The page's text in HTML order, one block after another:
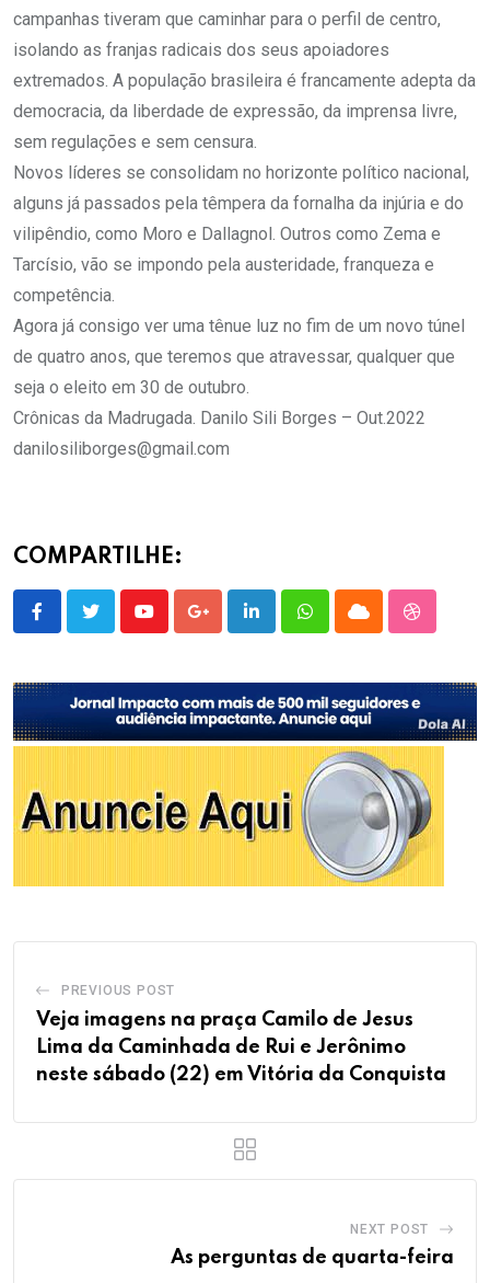
campanhas tiveram que caminhar para o perfil de centro,
isolando as franjas radicais dos seus apoiadores
extremados. A população brasileira é francamente adepta da
democracia, da liberdade de expressão, da imprensa livre,
sem regulações e sem censura.
Novos líderes se consolidam no horizonte político nacional,
alguns já passados pela têmpera da fornalha da injúria e do
vilipêndio, como Moro e Dallagnol. Outros como Zema e
Tarcísio, vão se impondo pela austeridade, franqueza e
competência.
Agora já consigo ver uma tênue luz no fim de um novo túnel
de quatro anos, que teremos que atravessar, qualquer que
seja o eleito em 30 de outubro.
Crônicas da Madrugada. Danilo Sili Borges – Out.2022
danilosiliborges@gmail.com
COMPARTILHE:
YoutubeGoogle+LinkedInWhatsappCloud
PREVIOUS POST
Veja imagens na praça Camilo de Jesus
Lima da Caminhada de Rui e Jerônimo
neste sábado (22) em Vitória da Conquista
NEXT POST
As perguntas de quarta-feira